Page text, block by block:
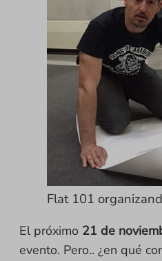
Flat 101
El próximo 21 de
evento. Pero.. ¿en qué